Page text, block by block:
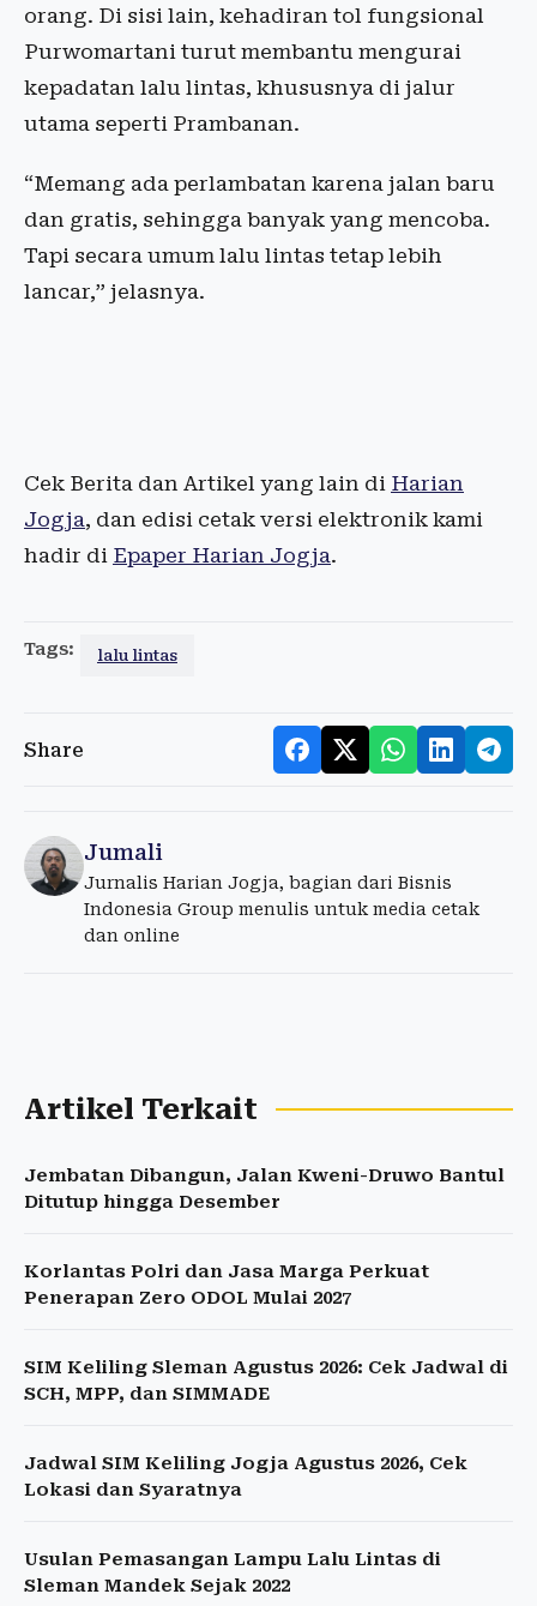
orang. Di sisi lain, kehadiran tol fungsional
Purwomartani turut membantu mengurai
kepadatan lalu lintas, khususnya di jalur
utama seperti Prambanan.
“Memang ada perlambatan karena jalan baru
dan gratis, sehingga banyak yang mencoba.
Tapi secara umum lalu lintas tetap lebih
lancar,” jelasnya.
Cek Berita dan Artikel yang lain di Harian
Jogja, dan edisi cetak versi elektronik kami
hadir di Epaper Harian Jogja.
Tags: lalu lintas
Share
Jumali
Jurnalis Harian Jogja, bagian dari Bisnis
Indonesia Group menulis untuk media cetak
dan online
Artikel Terkait
Jembatan Dibangun, Jalan Kweni-Druwo Bantul
Ditutup hingga Desember
Korlantas Polri dan Jasa Marga Perkuat
Penerapan Zero ODOL Mulai 2027
SIM Keliling Sleman Agustus 2026: Cek Jadwal di
SCH, MPP, dan SIMMADE
Jadwal SIM Keliling Jogja Agustus 2026, Cek
Lokasi dan Syaratnya
Usulan Pemasangan Lampu Lalu Lintas di
Sleman Mandek Sejak 2022